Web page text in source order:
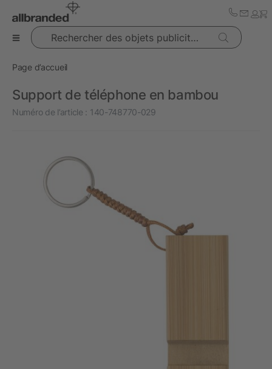
Rechercher des objets publicitaires
Page d’accueil
Support de téléphone en bambou
Numéro de l’article : 140-748770-029